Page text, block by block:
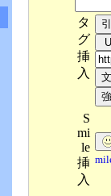
タ
グ
挿
入
S
mi
le
挿
入